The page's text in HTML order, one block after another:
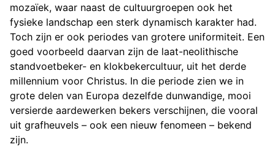
mozaïek, waar naast de cultuurgroepen ook het
fysieke landschap een sterk dynamisch karakter had.
Toch zijn er ook periodes van grotere uniformiteit. Een
goed voorbeeld daarvan zijn de laat-neolithische
standvoetbeker- en klokbekercultuur, uit het derde
millennium voor Christus. In die periode zien we in
grote delen van Europa dezelfde dunwandige, mooi
versierde aardewerken bekers verschijnen, die vooral
uit grafheuvels – ook een nieuw fenomeen – bekend
zijn.